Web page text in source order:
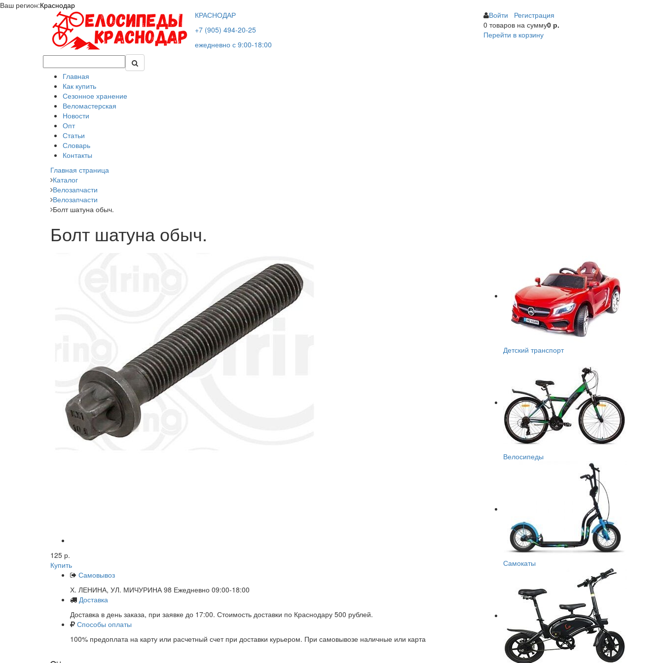
Ваш регион:Краснодар
КРАСНОДАР
+7 (905) 494-20-25
ежедневно с 9:00-18:00
Войти
Регистрация
0 товаровна сумму0 р.
Перейти в корзину
Главная
Как купить
Сезонное хранение
Веломастерская
Новости
Опт
Статьи
Словарь
Контакты
Главная страница
Каталог
Велозапчасти
Велозапчасти
Болт шатуна обыч.
Болт шатуна обыч.
125 р.
Купить
Самовывоз
Х. ЛЕНИНА, УЛ. МИЧУРИНА 98 Ежедневно 09:00-18:00
Доставка
Доставка в день заказа, при заявке до 17:00. Стоимость доставки по Краснодару 500 рублей.
Способы оплаты
100% предоплата на карту или расчетный счет при доставки курьером. При самовывозе наличные или карта
Детский транспорт
Велосипеды
Самокаты